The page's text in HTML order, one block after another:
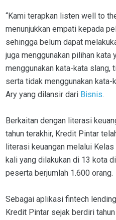
“Kami terapkan listen well to
menunjukkan empati kepada
sehingga belum dapat
juga menggunakan pilihan kata
menggunakan kata-kata slang,
serta tidak menggunakan kata-
Ary yang dilansir dari Bisnis.
Berkaitan dengan literasi
tahun terakhir, Kredit Pintar
literasi keuangan melalui
kali yang dilakukan di 13 kota
peserta berjumlah 1.600 orang.
Sebagai aplikasi fintech
Kredit Pintar sejak berdiri